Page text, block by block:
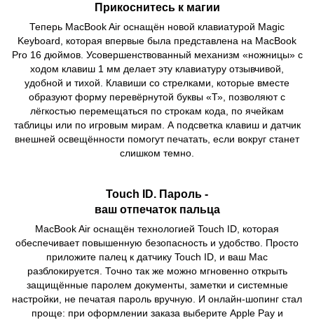
Прикоснитесь к магии
Теперь MacBook Air оснащён новой клавиатурой Magic
Keyboard, которая впервые была представлена на MacBook
Pro 16 дюймов. Усовершенствованный механизм «ножницы» с
ходом клавиш 1 мм делает эту клавиатуру отзывчивой,
удобной и тихой. Клавиши со стрелками, которые вместе
образуют форму перевёрнутой буквы «Т», позволяют с
лёгкостью перемещаться по строкам кода, по ячейкам
таблицы или по игровым мирам. А подсветка клавиш и датчик
внешней освещённости помогут печатать, если вокруг станет
слишком темно.
Touch ID. Пароль -
ваш отпечаток пальца
MacBook Air оснащён технологией Touch ID, которая
обеспечивает повышенную безопасность и удобство. Просто
приложите палец к датчику Touch ID, и ваш Mac
разблокируется. Точно так же можно мгновенно открыть
защищённые паролем документы, заметки и системные
настройки, не печатая пароль вручную. И онлайн-шопинг стал
проще: при оформлении заказа выберите Apple Pay и